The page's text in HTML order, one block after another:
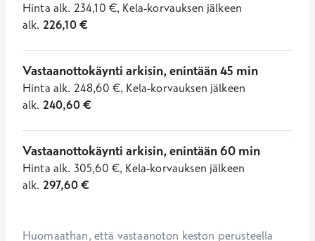
Hinta alk. 234,10 €, Kela-korvauksen jälkeen
alk. 226,10€
Vastaanottokäynti arkisin, enintään 45 min
Hinta alk. 248,60 €, Kela-korvauksen jälkeen
alk. 240,60€
Vastaanottokäynti arkisin, enintään 60 min
Hinta alk. 305,60 €, Kela-korvauksen jälkeen
alk. 297,60€
Huomaathan, että vastaanoton keston perusteella